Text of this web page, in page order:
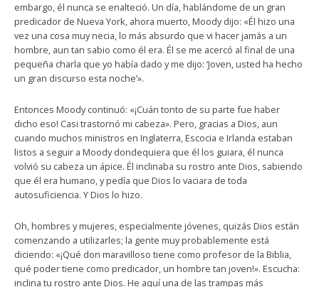
embargo, él nunca se enalteció. Un día, hablándome de un gran
predicador de Nueva York, ahora muerto, Moody dijo: «Él hizo una
vez una cosa muy necia, lo más absurdo que vi hacer jamás a un
hombre, aun tan sabio como él era. Él se me acercó al final de una
pequeña charla que yo había dado y me dijo: ‘Joven, usted ha hecho
un gran discurso esta noche’».
Entonces Moody continuó: «¡Cuán tonto de su parte fue haber
dicho eso! Casi trastornó mi cabeza». Pero, gracias a Dios, aun
cuando muchos ministros en Inglaterra, Escocia e Irlanda estaban
listos a seguir a Moody dondequiera que él los guiara, él nunca
volvió su cabeza un ápice. Él inclinaba su rostro ante Dios, sabiendo
que él era humano, y pedía que Dios lo vaciara de toda
autosuficiencia. Y Dios lo hizo.
Oh, hombres y mujeres, especialmente jóvenes, quizás Dios están
comenzando a utilizarles; la gente muy probablemente está
diciendo: «¡Qué don maravilloso tiene como profesor de la Biblia,
qué poder tiene como predicador, un hombre tan joven!». Escucha:
inclina tu rostro ante Dios. He aquí una de las trampas más